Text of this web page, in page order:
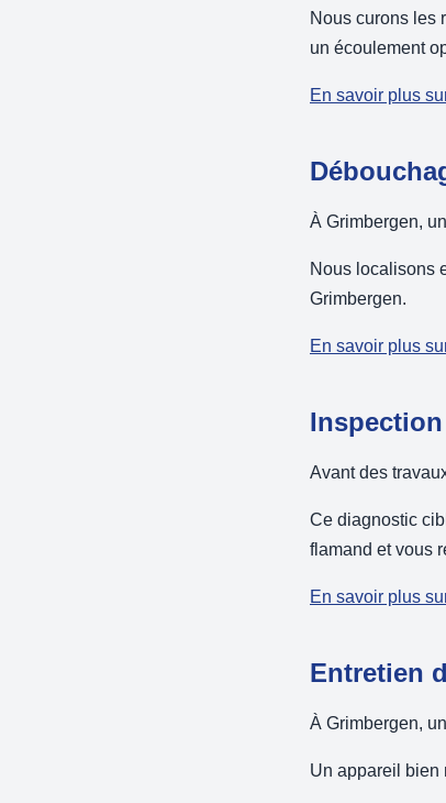
Nous curons les
un écoulement
En savoir plus
À Grimbergen,
Nous localisons
Grimbergen.
En savoir plus
Avant des
Ce diagnostic
flamand et vous
En savoir plus
Entretien
À Grimbergen,
Un appareil bien